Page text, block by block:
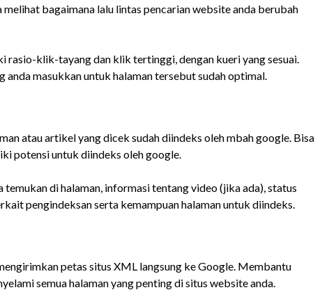
bagaimana lalu lintas pencarian website anda berubah
rasio-klik-tayang dan klik tertinggi, dengan kueri yang sesuai.
masukkan untuk halaman tersebut sudah optimal.
atau artikel yang dicek sudah diindeks oleh mbah google. Bisa
potensi untuk diindeks oleh google.
di halaman, informasi tentang video (jika ada), status
pengindeksan serta kemampuan halaman untuk diindeks.
petas situs XML langsung ke Google. Membantu
semua halaman yang penting di situs website anda.